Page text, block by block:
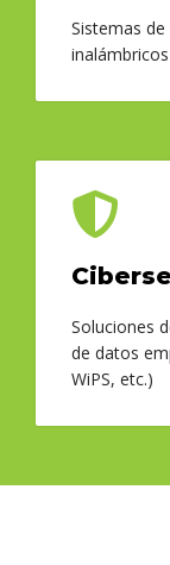
Sistemas
Soluciones
de datos
WiPS, etc.)